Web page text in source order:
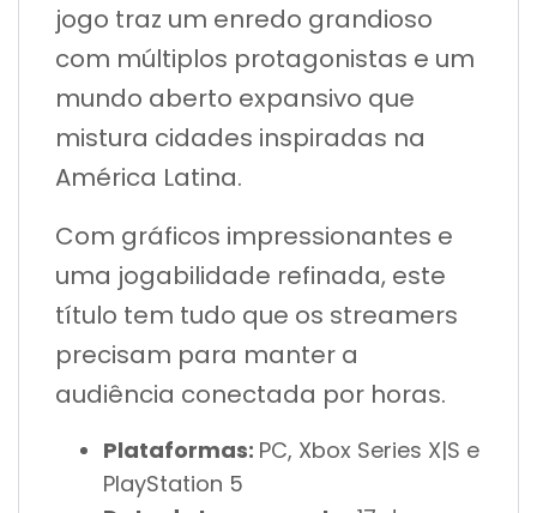
jogo traz um enredo grandioso
com múltiplos protagonistas e um
mundo aberto expansivo que
mistura cidades inspiradas na
América Latina.
Com gráficos impressionantes e
uma jogabilidade refinada, este
título tem tudo que os streamers
precisam para manter a
audiência conectada por horas.
Plataformas: PC, Xbox Series X|S e
PlayStation 5